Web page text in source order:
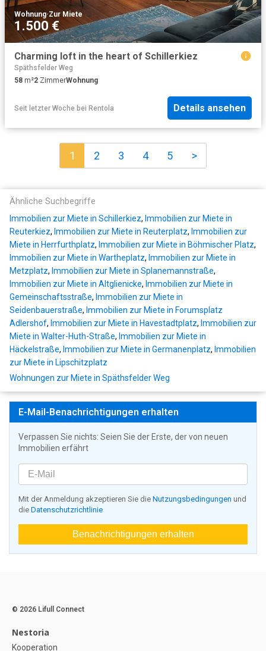
Wohnung·Zur Miete
1.500 €
Charming loft in the heart of Schillerkiez
Späthsfelder Weg
58 m²2 ZimmerWohnung
Seit letzter Woche bei Rentola Details ansehen
1 2 3 4 5 >
Ähnliche Suchbegriffe
Immobilien zur Miete in Schillerkiez, Immobilien zur Miete in
Reuterkiez, Immobilien zur Miete in Reuterplatz, Immobilien zur
Miete in Herrfurthplatz, Immobilien zur Miete in Böhmischer Platz,
Immobilien zur Miete in Wartheplatz, Immobilien zur Miete in
Metzplatz, Immobilien zur Miete in Splanemannstraße,
Immobilien zur Miete in Altglienicke, Immobilien zur Miete in
Gemeinschaftsstraße, Immobilien zur Miete in
Seidenbauerstraße, Immobilien zur Miete in Forumsplatz
Adlershof, Immobilien zur Miete in Havestadtplatz, Immobilien zur
Miete in Walter-Huth-Straße, Immobilien zur Miete in
Häckelstraße, Immobilien zur Miete in Germanenplatz, Immobilien
zur Miete in Lipschitzplatz
Wohnungen zur Miete in Späthsfelder Weg
E-Mail-Benachrichtigungen erhalten
Verpassen Sie nichts: Seien Sie der Erste, der von neuen
Immobilien erfährt
Mit der Anmeldung akzeptieren Sie die Nutzungsbedingungen und
die Datenschutzrichtlinie
Benachrichtigungen erhalten
© 2026 Lifull Connect
Nestoria
Kooperation